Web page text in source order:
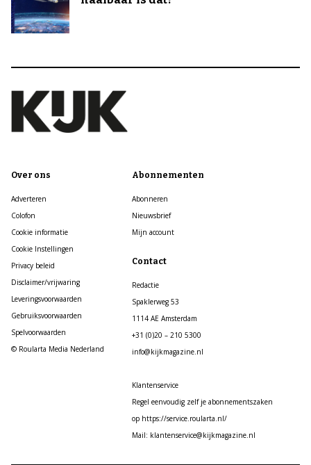
Over ons
Adverteren
Colofon
Cookie informatie
Cookie Instellingen
Privacy beleid
Disclaimer/vrijwaring
Leveringsvoorwaarden
Gebruiksvoorwaarden
Spelvoorwaarden
© Roularta Media Nederland
Abonnementen
Abonneren
Nieuwsbrief
Mijn account
Contact
Redactie
Spaklerweg 53
1114 AE Amsterdam
+31 (0)20 – 210 5300
info@kijkmagazine.nl
Klantenservice
Regel eenvoudig zelf je abonnementszaken
op https://service.roularta.nl/
Mail: klantenservice@kijkmagazine.nl